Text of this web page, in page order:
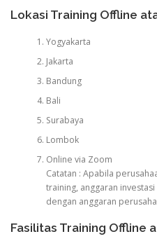
Lokasi Training Offline
Yogyakarta
Jakarta
Bandung
Bali
Surabaya
Lombok
Online via Zoom
Catatan : Apabila
training, anggaran
dengan anggaran
Fasilitas Training Offline